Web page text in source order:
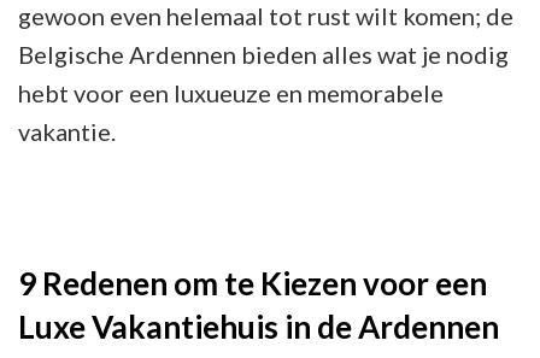
gewoon even helemaal tot rust wilt komen; de
Belgische Ardennen bieden alles wat je nodig
hebt voor een luxueuze en memorabele
vakantie.
9 Redenen om te Kiezen voor een
Luxe Vakantiehuis in de Ardennen